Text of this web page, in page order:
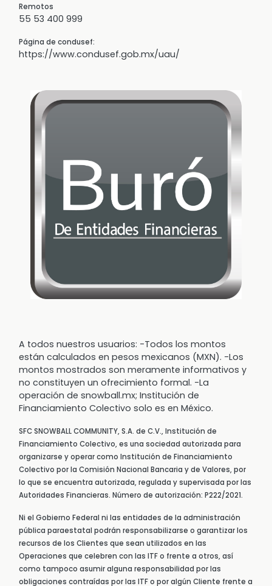
Remotos
55 53 400 999
Página de condusef:
https://www.condusef.gob.mx/uau/
A todos nuestros usuarios: -Todos los montos
están calculados en pesos mexicanos (MXN). -Los
montos mostrados son meramente informativos y
no constituyen un ofrecimiento formal. -La
operación de snowball.mx; Institución de
Financiamiento Colectivo solo es en México.
SFC SNOWBALL COMMUNITY, S.A. de C.V., Institución de
Financiamiento Colectivo, es una sociedad autorizada para
organizarse y operar como Institución de Financiamiento
Colectivo por la Comisión Nacional Bancaria y de Valores, por
lo que se encuentra autorizada, regulada y supervisada por las
Autoridades Financieras. Número de autorización: P222/2021.
Ni el Gobierno Federal ni las entidades de la administración
pública paraestatal podrán responsabilizarse o garantizar los
recursos de los Clientes que sean utilizados en las
Operaciones que celebren con las ITF o frente a otros, así
como tampoco asumir alguna responsabilidad por las
obligaciones contraídas por las ITF o por algún Cliente frente a